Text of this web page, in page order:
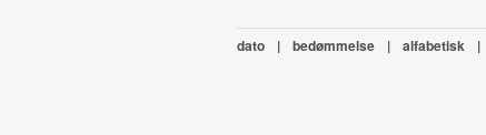
dato | bedømmelse | alfabetisk |